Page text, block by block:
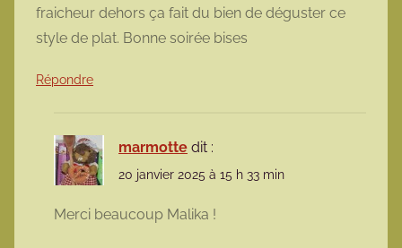
fraicheur dehors ça fait du bien de déguster ce
style de plat. Bonne soirée bises
Répondre
marmotte dit :
20 janvier 2025 à 15 h 33 min
Merci beaucoup Malika !